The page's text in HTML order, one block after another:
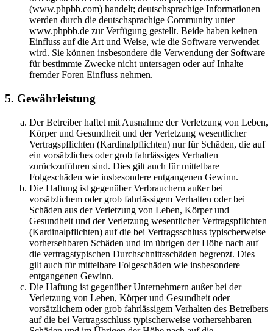
(www.phpbb.com) handelt; deutschsprachige Informationen
werden durch die deutschsprachige Community unter
www.phpbb.de zur Verfügung gestellt. Beide haben keinen
Einfluss auf die Art und Weise, wie die Software verwendet
wird. Sie können insbesondere die Verwendung der Software
für bestimmte Zwecke nicht untersagen oder auf Inhalte
fremder Foren Einfluss nehmen.
5. Gewährleistung
Der Betreiber haftet mit Ausnahme der Verletzung von Leben,
Körper und Gesundheit und der Verletzung wesentlicher
Vertragspflichten (Kardinalpflichten) nur für Schäden, die auf
ein vorsätzliches oder grob fahrlässiges Verhalten
zurückzuführen sind. Dies gilt auch für mittelbare
Folgeschäden wie insbesondere entgangenen Gewinn.
Die Haftung ist gegenüber Verbrauchern außer bei
vorsätzlichem oder grob fahrlässigem Verhalten oder bei
Schäden aus der Verletzung von Leben, Körper und
Gesundheit und der Verletzung wesentlicher Vertragspflichten
(Kardinalpflichten) auf die bei Vertragsschluss typischerweise
vorhersehbaren Schäden und im übrigen der Höhe nach auf
die vertragstypischen Durchschnittsschäden begrenzt. Dies
gilt auch für mittelbare Folgeschäden wie insbesondere
entgangenen Gewinn.
Die Haftung ist gegenüber Unternehmern außer bei der
Verletzung von Leben, Körper und Gesundheit oder
vorsätzlichem oder grob fahrlässigem Verhalten des Betreibers
auf die bei Vertragsschluss typischerweise vorhersehbaren